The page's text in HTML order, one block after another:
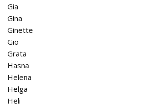
Gia
Gina
Ginette
Gio
Grata
Hasna
Helena
Helga
Heli